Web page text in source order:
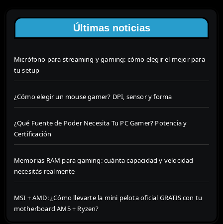
Últimas noticias
Micrófono para streaming y gaming: cómo elegir el mejor para
tu setup
¿Cómo elegir un mouse gamer? DPI, sensor y forma
¿Qué Fuente de Poder Necesita Tu PC Gamer? Potencia y
Certificación
Memorias RAM para gaming: cuánta capacidad y velocidad
necesitás realmente
MSI + AMD: ¿Cómo llevarte la mini pelota oficial GRATIS con tu
motherboard AM5 + Ryzen?